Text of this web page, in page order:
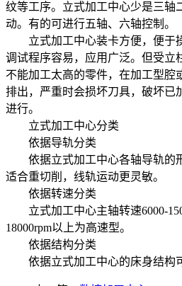
纹等工序。立式加工中心少是三轴
动。有的可进行五轴、六轴控制。
立式加工中心装卡方便，便于操
调试程序容易，应用广泛。但受立
不能加工太高的零件，在加工型腔
排出，严重时会损坏刀具，破坏已
进行。
立式加工中心分类
依据导轨分类
依据立式加工中心各轴导轨的
适合重切削，线轨运动更灵敏。
依据转速分类
立式加工中心主轴转速6000-
18000rpm以上为高速型。
依据结构分类
依据立式加工中心的床身结构可